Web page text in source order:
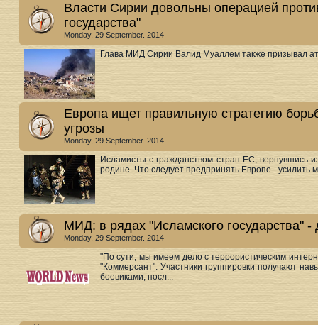
Власти Сирии довольны операцией
государства"
Monday, 29 September. 2014
Глава МИД Сирии Валид Муаллем также призывал
Европа ищет правильную стратегию
угрозы
Monday, 29 September. 2014
Исламисты с гражданством стран ЕС, вернувшись
родине. Что следует предпринять Европе - усилить
МИД: в рядах "Исламского государства" -
Monday, 29 September. 2014
"По сути, мы имеем дело с террористическим
"Коммерсант". Участники группировки получают
боевиками, посл...